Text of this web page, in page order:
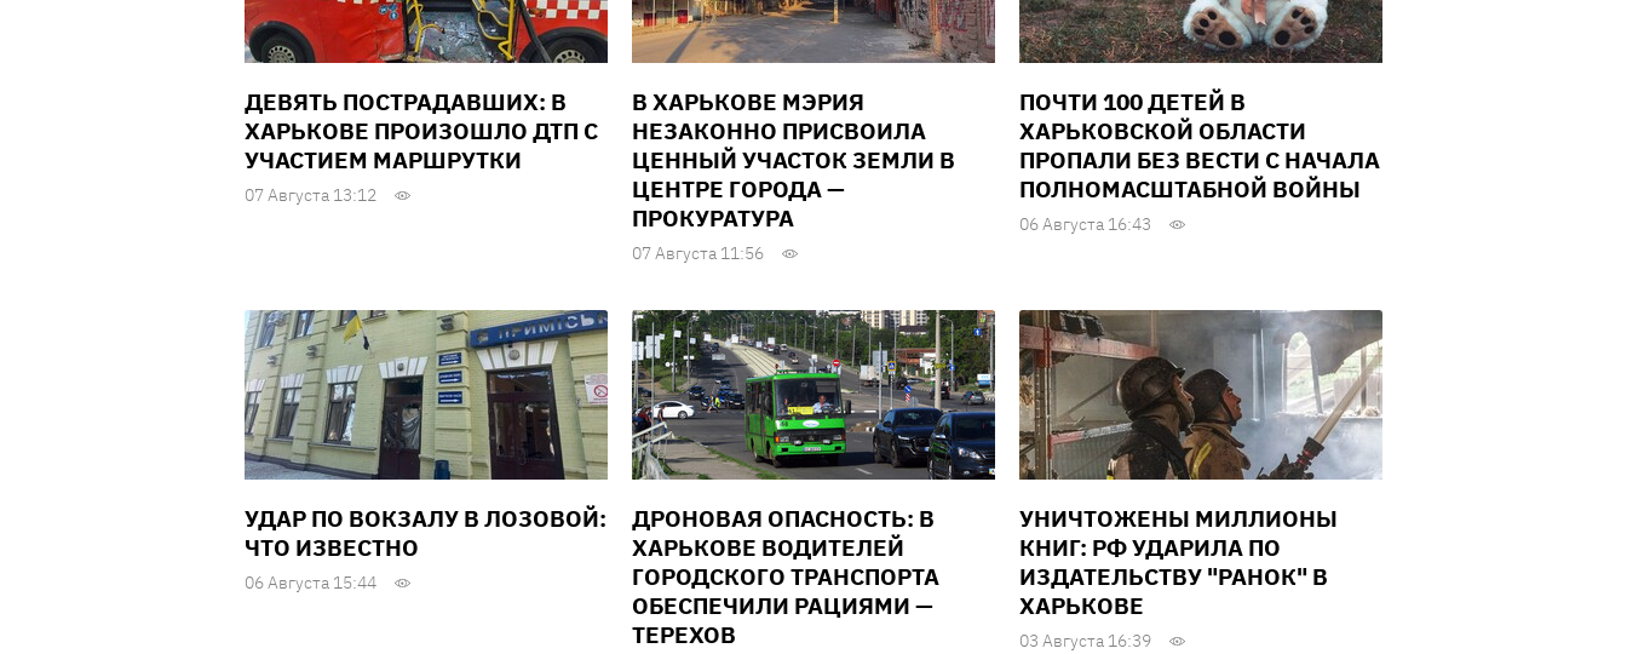
ДЕВЯТЬ ПОСТРАДАВШИХ: В
ХАРЬКОВЕ ПРОИЗОШЛО ДТП С
УЧАСТИЕМ МАРШРУТКИ
07 Августа 13:12
В ХАРЬКОВЕ МЭРИЯ
НЕЗАКОННО ПРИСВОИЛА
ЦЕННЫЙ УЧАСТОК ЗЕМЛИ В
ЦЕНТРЕ ГОРОДА —
ПРОКУРАТУРА
07 Августа 11:56
ПОЧТИ 100 ДЕТЕЙ В
ХАРЬКОВСКОЙ ОБЛАСТИ
ПРОПАЛИ БЕЗ ВЕСТИ С НАЧАЛА
ПОЛНОМАСШТАБНОЙ ВОЙНЫ
06 Августа 16:43
УДАР ПО ВОКЗАЛУ В ЛОЗОВОЙ:
ЧТО ИЗВЕСТНО
06 Августа 15:44
ДРОНОВАЯ ОПАСНОСТЬ: В
ХАРЬКОВЕ ВОДИТЕЛЕЙ
ГОРОДСКОГО ТРАНСПОРТА
ОБЕСПЕЧИЛИ РАЦИЯМИ —
ТЕРЕХОВ
УНИЧТОЖЕНЫ МИЛЛИОНЫ
КНИГ: РФ УДАРИЛА ПО
ИЗДАТЕЛЬСТВУ "РАНОК" В
ХАРЬКОВЕ
03 Августа 16:39